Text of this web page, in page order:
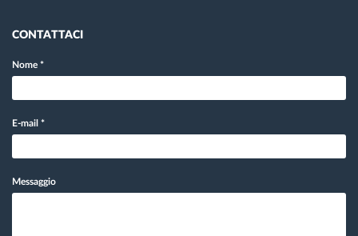
CONTATTACI
Nome *
E-mail *
Messaggio